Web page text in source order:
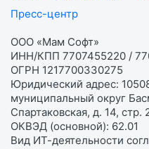
Пресс-центр
ООО «Мам Софт»
ИНН/КПП 7707455220 /
ОГРН 1217700330275
Юридический адрес:
муниципальный округ
Спартаковская, д. 14,
ОКВЭД (основной): 62.01
Вид ИТ-деятельности